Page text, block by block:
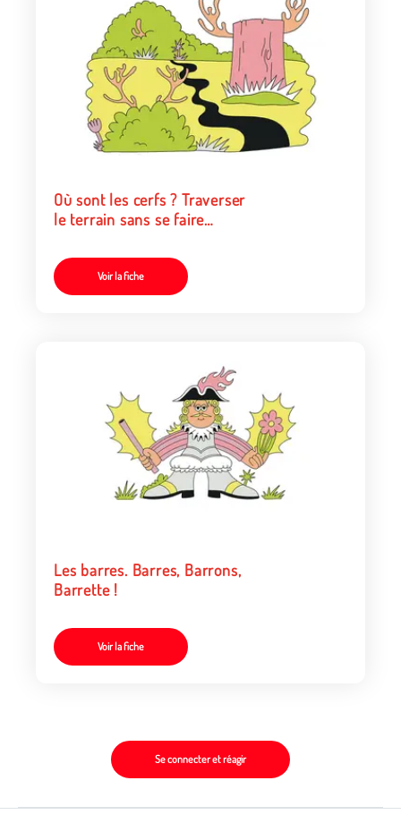
Où sont les cerfs ? Traverser
le terrain sans se faire
Voir la fiche
Les barres. Barres, Barrons,
Barrette !
Voir la fiche
Se connecter et réagir